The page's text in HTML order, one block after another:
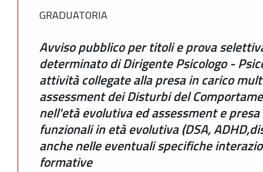
GRADUATORIA
Avviso pubblico per titoli e prova
determinato di Dirigente Psicologo -
attività collegate alla presa in carico
assessment dei Disturbi del
nell'età evolutiva ed assessment e
funzionali in età evolutiva (DSA,
anche nelle eventuali specifiche
formative